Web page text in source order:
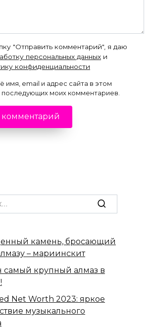
"Отправить комментарий", я даю
персональных данных и
конфиденциальности
имя, email и адрес сайта в этом
последующих моих комментариев.
камень, бросающий
– мариинскит
самый крупный алмаз в
Net Worth 2023: яркое
музыкального